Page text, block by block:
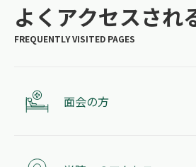
よくアクセスされ
面会の方